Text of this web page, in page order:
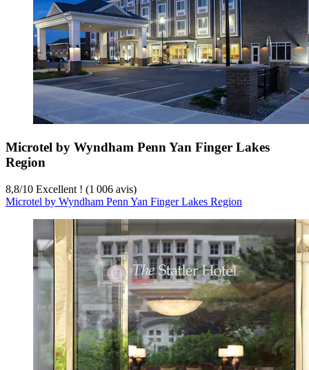
Microtel by Wyndham Penn Yan Finger Lakes
Region
8,8/10 Excellent ! (1 006 avis)
Microtel by Wyndham Penn Yan Finger Lakes Region